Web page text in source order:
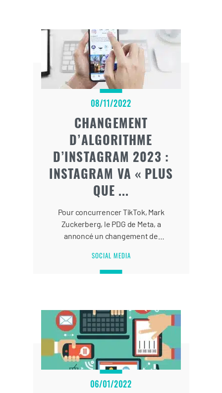
08/11/2022
CHANGEMENT
D’ALGORITHME
D’INSTAGRAM 2023 :
INSTAGRAM VA « PLUS
QUE ...
Pour concurrencer TikTok, Mark
Zuckerberg, le PDG de Meta, a
annoncé un changement de
SOCIAL MEDIA
06/01/2022